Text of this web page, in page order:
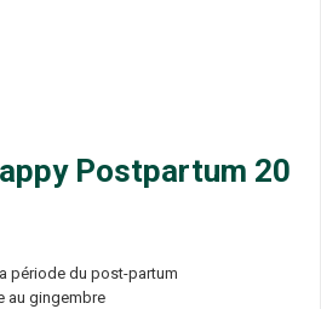
Postpartum 20
période du post-partum
au gingembre